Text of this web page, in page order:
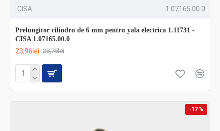
CISA 1.07165.00.0
Prelungitor cilindru de 6 mm pentru yala electrica 1.11731 -
CISA 1.07165.00.0
23,96lei 28,75lei
-17 %